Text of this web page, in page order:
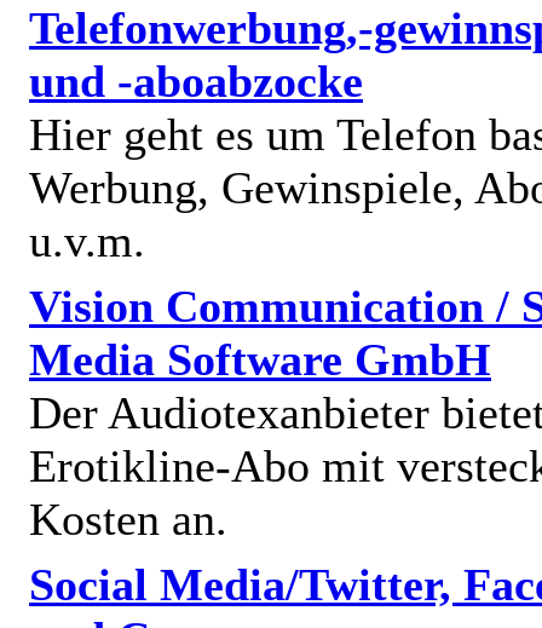
Telefonwerbung,-
und -aboabzocke
Hier geht es um Telefon
Werbung, Gewinspiele,
u.v.m.
Vision Communication /
Media Software GmbH
Der Audiotexanbieter
Erotikline-Abo mit
Kosten an.
Social Media/Twitter,